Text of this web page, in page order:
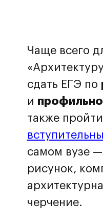
Чаще всего
сдать ЕГЭ по
и
также пройти
самом вузе
рисунок,
черчение.